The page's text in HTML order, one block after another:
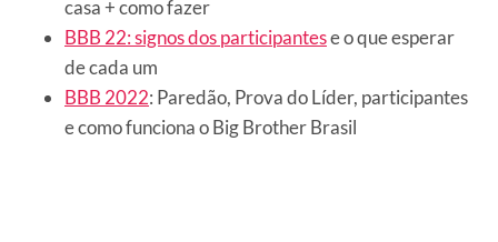
casa + como fazer
BBB 22: signos dos participantese o que esperar
de cada um
BBB 2022: Paredão, Prova do Líder, participantes
e como funciona o Big Brother Brasil